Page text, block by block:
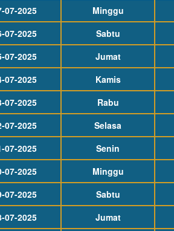
07-2025 Minggu
07-2025
Sabtu
07-2025
Jumat
07-2025
Kamis
07-2025
Rabu
07-2025
Selasa
07-2025
Senin
07-2025
Minggu
07-2025
Sabtu
07-2025
Jumat